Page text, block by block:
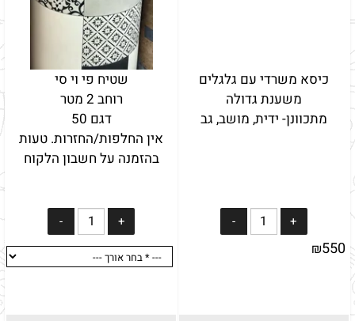
כיסא משרדי עם גלגלים
משענת גדולה
מתכוונן- ידית, מושב, גב
₪550
שטיח פי וי סי
רוחב 2 מטר
דגם 50
אין החלפות/החזרות. טעות
בהזמנה על חשבון הלקוח